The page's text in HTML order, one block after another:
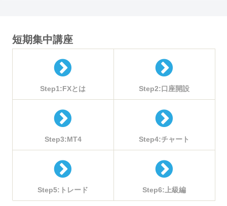
短期集中講座
Step1:FXとは Step2:口座開設
Step3:MT4 Step4:チャート
Step5:トレード Step6:上級編